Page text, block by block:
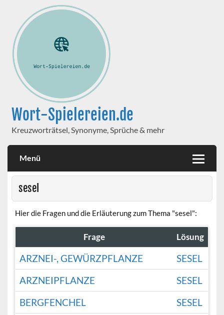
Wort-Spielereien.de
Kreuzworträtsel, Synonyme, Sprüche & mehr
Menü
sesel
Hier die Fragen und die Erläuterung zum Thema "sesel":
Frage Lösung
ARZNEI-, GEWÜRZPFLANZE
SESEL
ARZNEIPFLANZE
SESEL
BERGFENCHEL
SESEL